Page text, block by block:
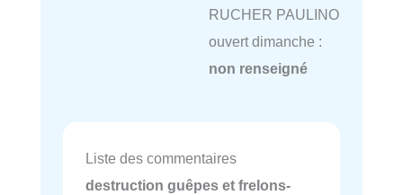
RUCHER PAULINO
ouvert dimanche :
non renseigné
Liste des commentaires
destruction guêpes et frelons-